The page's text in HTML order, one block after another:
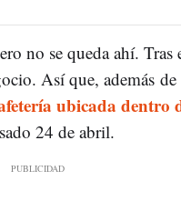
no se queda ahí.
Así que, además
ubicada dentro
24 de abril.